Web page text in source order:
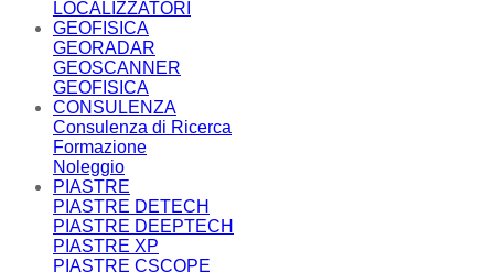
LOCALIZZATORI
GEOFISICA
GEORADAR
GEOSCANNER
GEOFISICA
CONSULENZA
Consulenza di Ricerca
Formazione
Noleggio
PIASTRE
PIASTRE DETECH
PIASTRE DEEPTECH
PIASTRE XP
PIASTRE CSCOPE